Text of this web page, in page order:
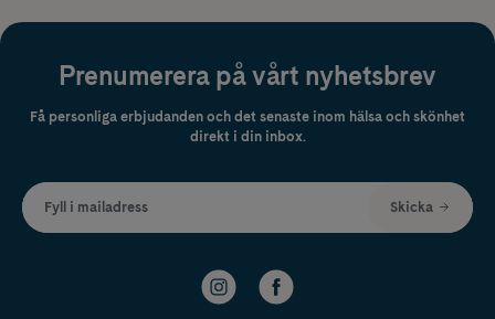
Prenumerera på vårt nyhetsbrev
Få personliga erbjudanden och det senaste inom hälsa och skönhet
direkt i din inbox.
Fyll i mailadress Skicka